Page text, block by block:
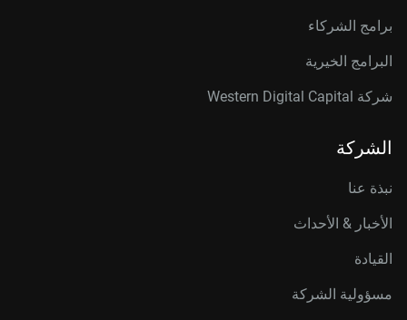
برامج الشركاء
البرامج الخيرية
شركة Western Digital Capital
الشركة
نبذة عنا
الأخبار & الأحداث
القيادة
مسؤولية الشركة